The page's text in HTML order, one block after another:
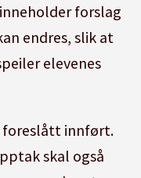
forslag
endres, slik at
elevenes
foreslått innført.
skal også